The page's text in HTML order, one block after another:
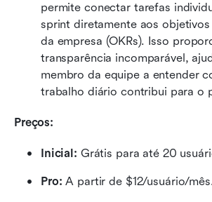
permite conectar tarefas
sprint diretamente aos
da empresa (OKRs). Isso
transparência incomparável,
membro da equipe a entender
trabalho diário contribui para o
Preços:
Inicial: Grátis para até 20
Pro: A partir de $12/usuário/